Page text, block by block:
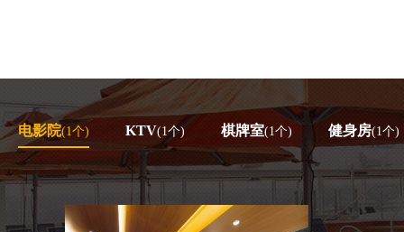
电影院(1个) KTV(1个) 棋牌室(1个) 健身房(1个)